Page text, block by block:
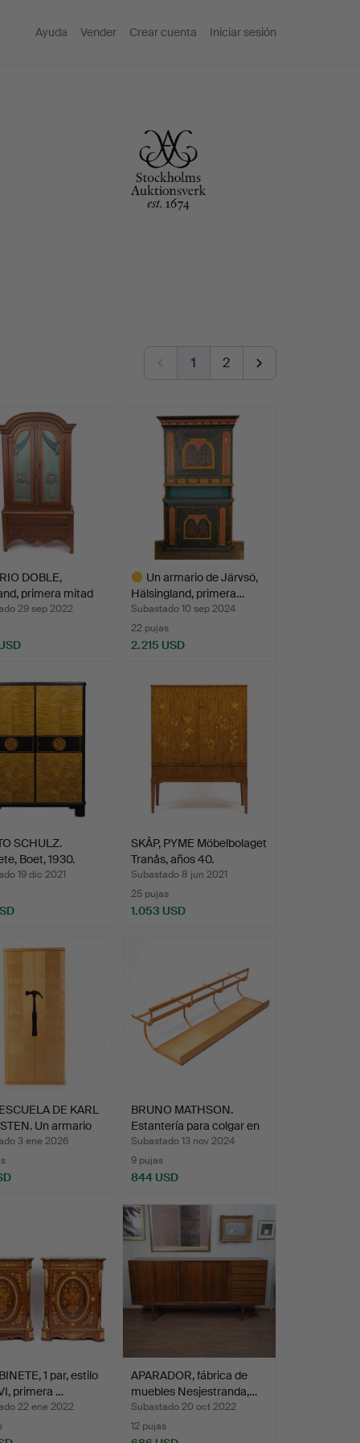
Ayuda Vender Crear cuenta Iniciar sesión
1 2
DOBLE,
primera mitad
29 sep 2022
Un armario de Järvsö,
Hälsingland, primera…
Subastado 10 sep 2024
22 pujas
2.215 USD
seleccionado
SCHULZ.
Boet, 1930.
19 dic 2021
SKÅP, PYME Möbelbolaget
Tranås, años 40.
Subastado 8 jun 2021
25 pujas
1.053 USD
DE KARL
Un armario
3 ene 2026
BRUNO MATHSON.
Estantería para colgar en
l…
Subastado 13 nov 2024
9 pujas
844 USD
1 par, estilo
primera …
22 ene 2022
APARADOR, fábrica de
muebles Nesjestranda,…
Subastado 20 oct 2022
12 pujas